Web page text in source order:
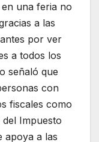
una feria no
a las
por ver
a todos los
señaló que
con
fiscales como
Impuesto
apoya a las